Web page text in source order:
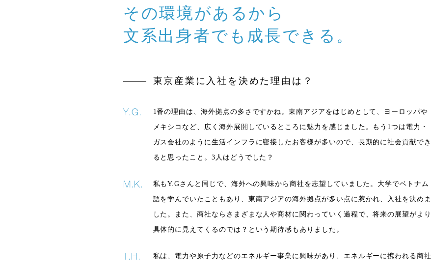
その環境があるから
文系出身者でも成長できる。
東京産業に入社を決めた理由は？
1番の理由は、海外拠点の多さですかね。東南アジアをはじめとして、ヨーロッパや
メキシコなど、広く海外展開しているところに魅力を感じました。もう1つは電力・
ガス会社のように生活インフラに密接したお客様が多いので、長期的に社会貢献でき
ると思ったこと。3人はどうでした？
私もY.Gさんと同じで、海外への興味から商社を志望していました。大学でベトナム
語を学んでいたこともあり、東南アジアの海外拠点が多い点に惹かれ、入社を決めま
した。また、商社ならさまざまな人や商材に関わっていく過程で、将来の展望がより
具体的に見えてくるのでは？という期待感もありました。
私は、電力や原子力などのエネルギー事業に興味があり、エネルギーに携われる商社